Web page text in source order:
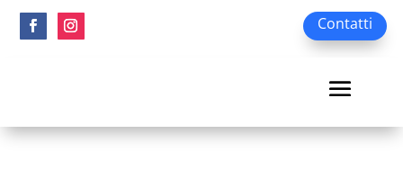
Contatti